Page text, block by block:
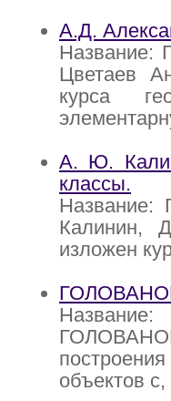
А.Д.
Название:
Цветаев
курса
А. Ю.
классы.
Название:
Калинин,
изложен
ГОЛОВАНОВ
Название:
объектов